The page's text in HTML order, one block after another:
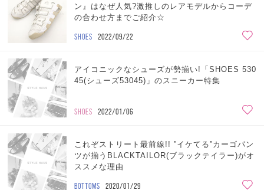
ン』はなぜ人気?激推しのレアモデルからコーデ
の合わせ方までご紹介☆
SHOES 2022/09/22
アイコニックなシューズが勢揃い!「SHOES 530
45(シューズ53045)」のスニーカー特集
SHOES 2022/01/06
これぞストリート最前線!! ”イケてる”カーゴパン
ツが揃うBLACKTAILOR(ブラックテイラー)がオ
ススメな理由
BOTTOMS 2020/01/29